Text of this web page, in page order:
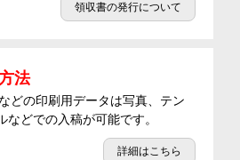
領収書の発行について
法
どの印刷用データは写真、テン
などでの入稿が可能です。
詳細はこちら